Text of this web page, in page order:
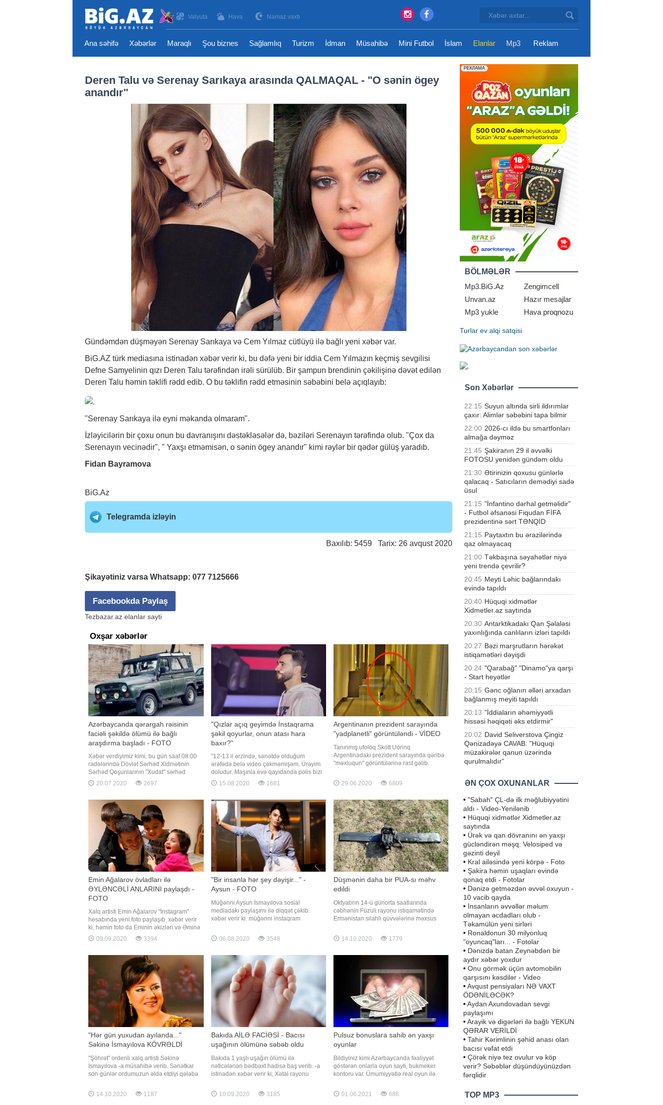
Valyuta Hava Namaz vaxtı
Ana səhifə Xəbərlər Maraqlı Şou biznes Sağlamlıq Turizm İdman Müsahibə Mini Futbol İslam Elanlar Mp3 Reklam
Deren Talu və Serenay Sarıkaya arasında QALMAQAL - "O sənin ögey
anandır"
Gündəmdən düşməyən Serenay Sarıkaya və Cem Yılmaz cütlüyü ilə bağlı yeni xəbər var.
BiG.AZ türk mediasına istinadən xəbər verir ki, bu dəfə yeni bir iddia Cem Yılmazın keçmiş sevgilisi
Defne Samyelinin qızı Deren Talu tərəfindən irəli sürülüb. Bir şampun brendinin çəkilişinə dəvət edilən
Deren Talu həmin təklifi rədd edib. O bu təklifin rədd etməsinin səbəbini belə açıqlayıb:
"Serenay Sarıkaya ilə eyni məkanda olmaram".
İzləyicilərin bir çoxu onun bu davranışını dəstəkləsələr də, bəziləri Serenayın tərəfində olub. "Çox da
Serenayın vecinədir", " Yaxşı etməmisən, o sənin ögey anandır" kimi rəylər bir qədər gülüş yaradıb.
Fidan Bayramova
BiG.Az
Telegramda izləyin
Baxılıb: 5459 Tarix: 26 avqust 2020
Şikayətiniz varsa Whatsapp: 077 7125666
Facebookda Paylaş
Tezbazar.az elanlar sayti
Oxşar xəbərlər
Azərbaycanda qərargah rəisinin
faciəli şəkildə ölümü ilə bağlı
araşdırma başladı - FOTO
Xəbər verdiyimiz kimi, bu gün saat 08:00
radələrində Dövlət Sərhəd Xidmətinin
Sərhəd Qoşunlarının "Xudat" sərhəd
dəstəsinin Quba rayonunun Xınalıq kəndi
yaxın­lığındakı sərhəd zasta­vasına xidməti
"UAZ" markalı xidməti avtomobil qəzaya
uğrayıb
20.07.2020 2697
"Qızlar açıq geyimdə İnstaqrama
şəkil qoyurlar, onun atası hara
baxır?"
"12-13 il ərzində, sənətdə olduğum
ərəfədə belə video çəkməmişəm. Ürəyim
doludur. Maşınla evə qayıdanda polis bizi
saxladı, tanışım idi. 8 Martda video
paylaşmışdım ki, qədrinizi bilin, kişilərə
demisən? Soruşuram ki, ola bilməz ki,
kiməsə yalan vəd verməmisən
15.08.2020 1681
Argentinanın prezident sarayında
"yadplanetli" görüntüləndi - VİDEO
Tanınmış ufoloq Skott Uorinq
Argentinadakı prezident sarayında qəribə
"məxluqun" görüntülərinə rast gəlib.
görə, tədqiqatçı bu anomaliyanı "Google
Earth" xidmətindən istifadə edərkən
prezidentini "güdən"
29.06.2020 6809
Emin Ağalarov övladları ilə
ƏYLƏNCƏLİ ANLARINI paylaşdı -
FOTO
Xalq artisti Emin Ağalarov "İnstagram"
hesabında yeni foto paylaşıb. xəbər verir
ki, həmin foto da Eminin əkizləri və Əminə
yer alıb. Əyləncəli anlarını çəkən Eminin
bu fotosu olduqca maraqla qarşılanıb.
09.09.2020 3394
"Bir insanla hər şey dəyişir..." -
Aysun - FOTO
Müğənni Aysun İsmayılova sosial
mediadakı paylaşımı ilə diqqət çəkib.
xəbər verir ki. müğənni instaqram
fotoya: "Hər şey dəyişir.bəzən zamanla,
bəzən də bir insanla" sözlərini yazıb.
06.08.2020 3548
Düşmənin daha bir PUA-sı məhv
edildi
Oktyabrın 14-ü günorta saatlarında
cəbhənin Füzuli rayonu istiqamətində
Ermənistan silahlı qüvvələrinə məxsus
Bu barədə -a Müdafiə Nazirliyindən
məlumat verilib
14.10.2020 1779
"Hər gün yuxudan ayılanda..."
Səkinə İsmayılova KÖVRƏLDİ
"Şöhrət" ordenli xalq artisti Səkinə
İsmayılova -a müsahibə verib. Sənətkar
son günlər ordumuzun əldə etdiyi qələbə
Bildirib ki, hər dəfə hansısa ərazimiz
erməni işğalından azad ediləndə,
14.10.2020 1187
Bakıda AİLƏ FACİƏSİ - Bacısı
uşağının ölümünə səbəb oldu
Bakıda 1 yaşlı uşağın ölümü ilə
nəticələnən bədbəxt hadisə baş verib. -a
istinadən xəbər verir ki, Xətai rayonu
markalı avtomobilini arxaya doğru hərəkət
etdirərkən bacısının 1 yaşlı övladının
10.09.2020 3185
Pulsuz bonuslara sahib ən yaxşı
oyunlar
Bildiyiniz kimi Azərbaycanda fəaliyyət
göstərən onlarla oyun saytı, bukmeker
kontoru var. Ümumiyyətlə real oyun ilə
xüsusiyyətlərdən biri də bonuslardır.
Onlayn oyunların real oyunlardan fərqli
01.06.2021 886
BÖLMƏLƏR
Mp3.BiG.Az
Zengimcell
Unvan.az
Hazır mesajlar
Mp3 yukle
Hava proqnozu
Turlar ev alqi satqisi
Son Xəbərlər
22:15 Suyun altında sirli ildırımlar
çaxır: Alimlər səbəbini tapa bilmir
22:00 2026-cı ildə bu smartfonları
almağa dəyməz
21:45 Şakiranın 29 il əvvəlki
FOTOSU yenidən gündəm oldu
21:30 Ətirinizin qoxusu günlərlə
qalacaq - Satıcıların demədiyi sadə
üsul
21:15 "İnfantino dərhal getməlidir"
- Futbol əfsanəsi Fiqudan FİFA
prezidentinə sərt TƏNQİD
21:15 Paytaxtın bu ərazilərində
qaz olmayacaq
21:00 Təkbaşına səyahətlər niyə
yeni trendə çevrilir?
20:45 Meyti Ləhic bağlarındakı
evində tapıldı
20:40 Hüquqi xidmətlər
Xidmetler.az saytında
20:30 Antarktikadakı Qan Şəlaləsi
yaxınlığında canlıların izləri tapıldı
20:27 Bəzi marşrutların hərəkət
istiqamətləri dəyişdi
20:24 "Qarabağ" "Dinamo"ya qarşı
- Start heyətlər
20:15 Gənc oğlanın əlləri arxadan
bağlanmış meyiti tapıldı
20:13 "İddiaların əhəmiyyətli
hissəsi həqiqəti əks etdirmir"
20:02 David Seliverstova Çingiz
Qənizadəyə CAVAB: "Hüquqi
müzakirələr qanun üzərində
qurulmalıdır"
ƏN ÇOX OXUNANLAR
• "Sabah" ÇL-də ilk məğlubiyyətini
aldı - Video-Yenilənib
• Hüquqi xidmətlər Xidmetler.az
saytında
• Ürək və qan dövranını ən yaxşı
gücləndirən məşq: Velosiped və
gəzinti deyil
• Kral ailəsində yeni körpə - Foto
• Şakira həmin uşaqları evində
qonaq etdi - Fotolar
• Dənizə getməzdən əvvəl oxuyun -
10 vacib qayda
• İnsanların əvvəllər məlum
olmayan əcdadları olub -
Təkamülün yeni sirləri
• Ronaldonun 30 milyonluq
"oyuncaq"ları... - Fotolar
• Dənizdə batan Zeynəbdən bir
aydır xəbər yoxdur
• Onu görmək üçün avtomobilin
qarşısını kəsdilər - Video
•Avqust pensiyaları NƏ VAXT
ÖDƏNİLƏCƏK?
•Aydan Axundovadan sevgi
paylaşımı
•Arayik və digərləri ilə bağlı YEKUN
QƏRAR VERİLDİ
• Tahir Kərimlinin şəhid anası olan
bacısı vəfat etdi
• Çörək niyə tez ovulur və köp
verir? Səbəblər düşündüyünüzdən
fərqlidir
TOP MP3